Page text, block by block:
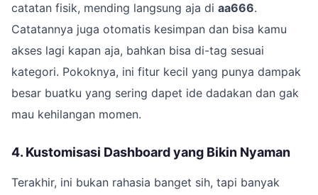
catatan fisik, mending langsung aja di aa666.
Catatannya juga otomatis kesimpan dan bisa kamu
akses lagi kapan aja, bahkan bisa di-tag sesuai
kategori. Pokoknya, ini fitur kecil yang punya dampak
besar buatku yang sering dapet ide dadakan dan gak
mau kehilangan momen.
4. Kustomisasi Dashboard yang Bikin Nyaman
Terakhir, ini bukan rahasia banget sih, tapi banyak